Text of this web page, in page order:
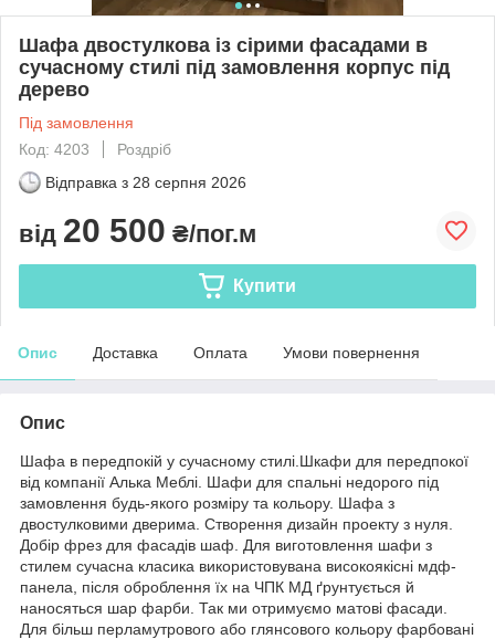
Шафа двостулкова із сірими фасадами в
сучасному стилі під замовлення корпус під
дерево
Під замовлення
Код: 4203
Роздріб
Відправка з 28 серпня 2026
від 20 500 ₴/пог.м
Купити
Опис Доставка Оплата Умови повернення
Опис
Шафа в передпокій у сучасному стилі.Шкафи для передпокої
від компанії Алька Меблі. Шафи для спальні недорого під
замовлення будь-якого розміру та кольору. Шафа з
двостулковими дверима. Створення дизайн проекту з нуля.
Добір фрез для фасадів шаф. Для виготовлення шафи з
стилем сучасна класика використовувана високоякісні мдф-
панела, після оброблення їх на ЧПК МД ґрунтується й
наносяться шар фарби. Так ми отримуємо матові фасади.
Для більш перламутрового або глянсового кольору фарбовані